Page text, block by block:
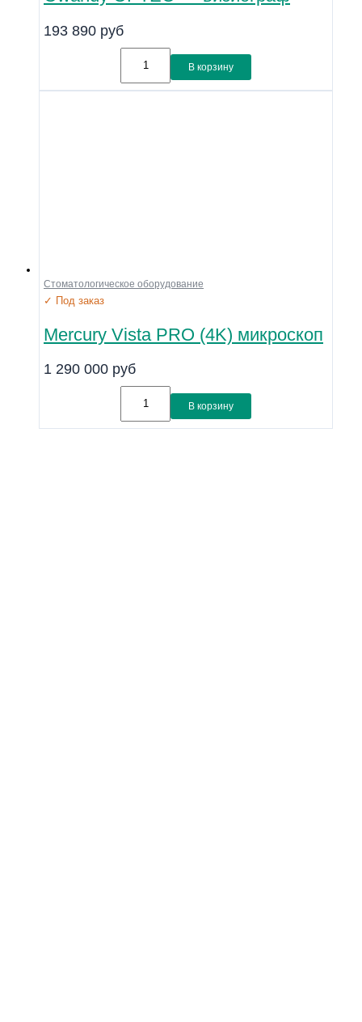
193 890 руб
В корзину
Стоматологическое оборудование
✓ Под заказ
Mercury Vista PRO (4K) микроскоп
1 290 000 руб
В корзину